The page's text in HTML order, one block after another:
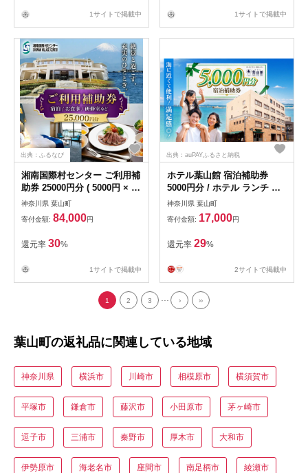
1サイトで掲載中 1サイトで掲載中
出典：ふるなび
湘南国際村センター ご利用補
助券 25000円分 ( 5000円 × 5
枚 ) ／ご利用補助券
[ASBQ006]
神奈川県 葉山町
寄付金額: 84,000円
還元率 30%
1サイトで掲載中
出典：auPAYふるさと納税
ホテル葉山館 宿泊補助券
5000円分 / ホテル ランチ 宿
森戸海岸 ラウンジ 短期 ダイ
ビングライセンス 海水浴場
徒歩３分 神奈川県 葉山町
【(株)葉山館】 [ASAQ004]
神奈川県 葉山町
寄付金額: 17,000円
還元率 29%
2サイトで掲載中
1 2 3 › ››
葉山町の返礼品に関連している地域
神奈川県 横浜市 川崎市 相模原市 横須賀市
平塚市 鎌倉市 藤沢市 小田原市 茅ヶ崎市
逗子市 三浦市 秦野市 厚木市 大和市
伊勢原市 海老名市 座間市 南足柄市 綾瀬市